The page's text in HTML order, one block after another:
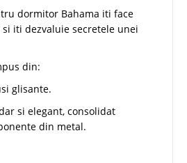
dormitor Bahama iti face
iti dezvaluie secretele unei
din:
glisante.
si elegant, consolidat
din metal.